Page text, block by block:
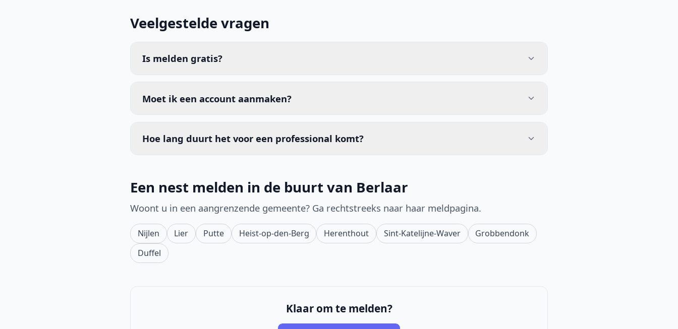
Veelgestelde vragen
Is melden gratis?
Moet ik een account aanmaken?
Hoe lang duurt het voor een professional komt?
Een nest melden in de buurt van Berlaar
Woont u in een aangrenzende gemeente? Ga rechtstreeks naar haar meldpagina.
Nijlen Lier Putte Heist-op-den-Berg Herenthout Sint-Katelijne-Waver
Grobbendonk
Duffel
Klaar om te melden?